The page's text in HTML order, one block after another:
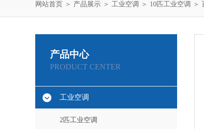
网站首页 ＞ 产品展示 ＞ 工业空调 ＞ 10匹工业空调 ＞
产品中心
PRODUCT CENTER
工业空调
2匹工业空调